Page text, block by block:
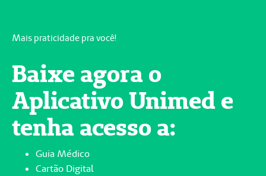
Mais praticidade pra você!
Baixe agora o
Aplicativo Unimed e
tenha acesso a:
Guia Médico
Cartão Digital